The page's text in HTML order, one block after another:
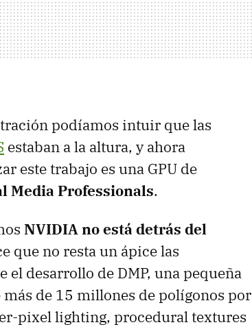
podíamos intuir que las
estaban a la altura, y ahora
este trabajo es una GPU de
Media Professionals.
NVIDIAno está detrás del
que no resta un ápice las
el desarrollo de DMP, una pequeña
de 15 millones de polígonos por
pixel lighting, procedural textures